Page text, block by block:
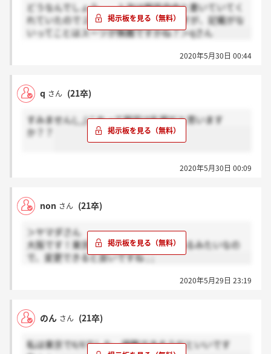
どうなんでしょう、、１次は服装自由と書いていてく
れていたので２次も自由で行きたいですが、記載がな
いってことはスーツが無難ですかね？＞qさん
2020年5月30日 00:44
q さん (21卒)
すみません(;_;)これって服装は私服だと思います
か？？
2020年5月30日 00:09
non さん (21卒)
＞ヤマダさん
大阪です！東京の方でも2日候補日があるみたいなの
で、変更できると良いですね ; ;
2020年5月29日 23:19
のん さん (21卒)
私は東京で6/6でした、調整できそうだといいです